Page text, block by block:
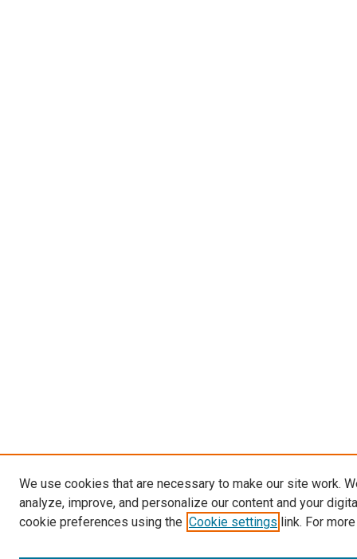
We use cookies that are necessary to make our site work.
analyze, improve, and personalize our content and your
cookie preferences using the Cookie settings link. For